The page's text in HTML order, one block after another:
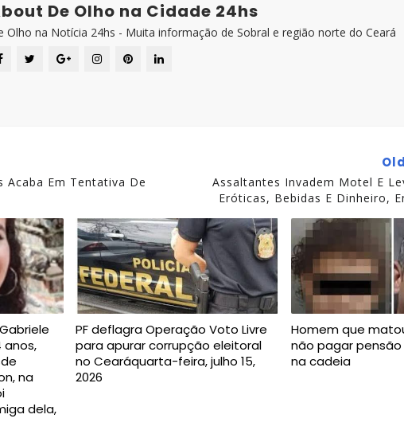
De Olho na Cidade 24hs
Olho na Notícia 24hs - Muita informação de Sobral e região norte do Ceará
Acaba Em Tentativa De
Assaltantes Invadem Motel E
Eróticas, Bebidas E Dinheiro,
anos,
na
dela,
PF deflagra Operação Voto Livre
para apurar corrupção eleitoral
no Cearáquarta-feira, julho 15,
2026
Homem que
não pagar
na cadeia